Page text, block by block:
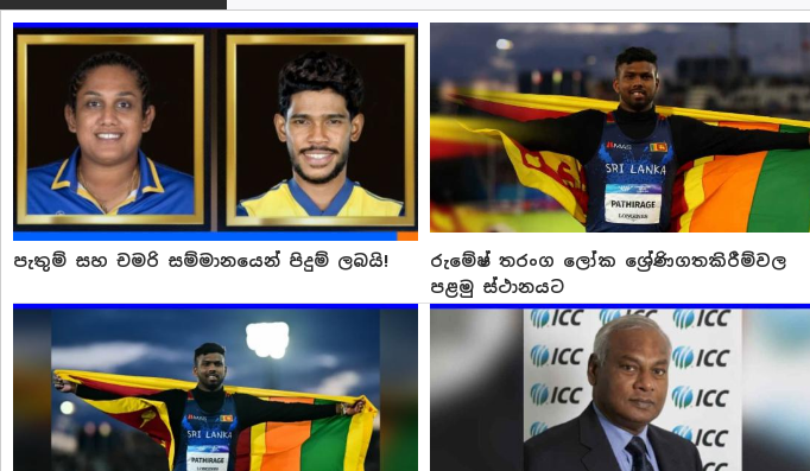
පැතුම් සහ චමරි සම්මානයෙන් පිදුම් ලබයි!
රුමේෂ් තරංග ලෝක ශ්‍රේණිගතකිරීම්වල
පළමු ස්ථානයට